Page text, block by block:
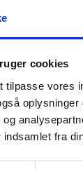
cookies
tilpasse vores
fra